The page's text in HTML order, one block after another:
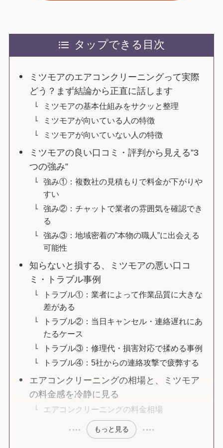
タップできる目次
ミツモアのエアコンクリーニングって実際
どう？まず結論から正直に話します
ミツモアの基本仕組みをサクッと整理
ミツモアが向いている人の特徴
ミツモアが向いていない人の特徴
ミツモアの良い口コミ・評判から見える”3
つの強み”
強み①：複数社の見積もりで料金が下がりや
すい
強み②：チャットで業者の雰囲気を確認でき
る
強み③：地域密着の”本物の職人”に出会える
可能性
知らないと損する、ミツモアの悪い口コ
ミ・トラブル事例
トラブル①：業者によって作業品質に大きな
差がある
トラブル②：当日キャンセル・連絡遅れにあ
たるケース
トラブル③：修理代・損害対応で揉める事例
トラブル④：5社からの連絡攻撃で疲弊する
エアコンクリーニングの相場と、ミツモア
の料金感を冷静に見る
エアコンクリーニングの料金相場
もっと見る